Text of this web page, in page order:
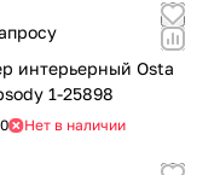
интерьерный Osta
1-25898
0 Нет в наличии